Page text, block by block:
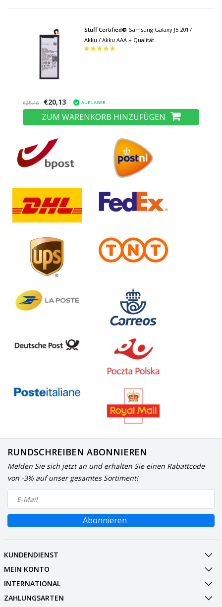
Stuff Certified® Samsung Galaxy J5 2017
Akku / Akku AAA + Qualität
€25,16 €20,13 AUF LAGER
ZUM WARENKORB HINZUFÜGEN
RUNDSCHREIBEN ABONNIEREN
Melden Sie sich jetzt an und erhalten Sie einen Rabattcode
von -3% auf unser gesamtes Sortiment!
Abonnieren
KUNDENDIENST
MEIN KONTO
INTERNATIONAL
ZAHLUNGSARTEN